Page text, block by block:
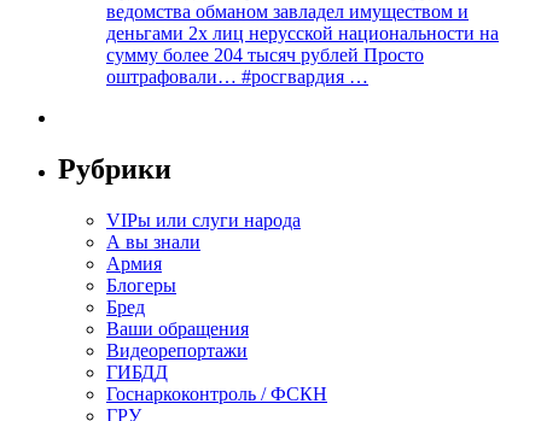
ведомства обманом завладел имуществом и
деньгами 2х лиц нерусской национальности на
сумму более 204 тысяч рублей Просто
оштрафовали… #росгвардия …
Рубрики
VIPы или слуги народа
А вы знали
Армия
Блогеры
Бред
Ваши обращения
Видеорепортажи
ГИБДД
Госнаркоконтроль / ФСКН
ГРУ